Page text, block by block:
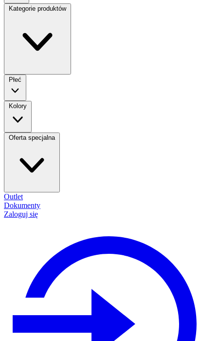
Kategorie produktów
Płeć
Kolory
Oferta specjalna
Outlet
Dokumenty
Zaloguj się